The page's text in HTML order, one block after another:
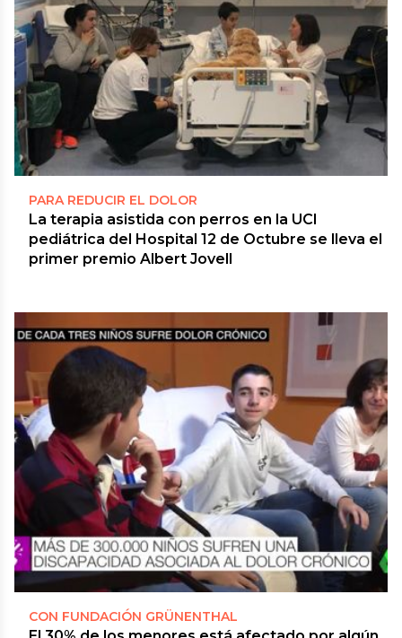
PARA REDUCIR EL DOLOR
La terapia asistida con perros en la UCI
pediátrica del Hospital 12 de Octubre se lleva el
primer premio Albert Jovell
CON FUNDACIÓN GRÜNENTHAL